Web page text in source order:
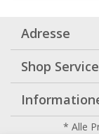
Adresse
Shop Service
* Alle